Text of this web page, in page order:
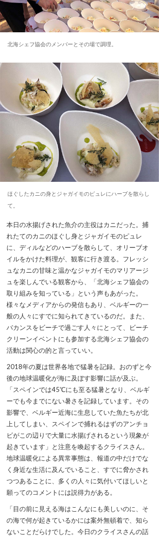
北海シェフ協会のメンバーとその場で調理。
ほぐしたカニの身とジャガイモのピュレにハーブを散らし
て。
本日の水揚げされた魚介の主役はカニだった。捕
れたてのカニのほぐし身とジャガイモのピュレ
に、ディルなどのハーブを散らして、オリーブオ
イルをかけた料理が、観客に行き渡る。フレッシ
ュなカニの甘味と温かなジャガイモのマリアージ
ュを楽しんでいる観客から、「北海シェフ協会の
取り組みを知っている」という声もあがった。
様々なメディアからの発信もあり、ベルギーの一
般の人々にすでに知られてきているのだ。また、
バカンスをビーチで過ごす人々にとって、ビーチ
クリーンイベントにも参加する北海シェフ協会の
活動は関心の的と言っていい。
2018年の夏は世界各地で猛暑を記録。おのずと今
後の地球温暖化が海に及ぼす影響に話が及ぶ。
「スペインでは45℃にも至る猛暑となり、ベルギ
ーでも今までにない暑さを記録しています。その
影響で、ベルギー近海に生息していた魚たちが北
上してしまい、スペインで捕れるはずのアンチョ
ビがこの辺りで大量に水揚げされるという現象が
起きています」と注意を喚起するクライスさん。
地球温暖化による異常事態は、報道の中だけでな
く身近な生活に及んでいること、すでに脅かされ
つつあることに、多くの人々に気付いてほしいと
願ってのコメントには説得力がある。
「目の前に見える海はこんなにも美しいのに、そ
の海で何が起きているかには案外無頓着で、知ら
ないことだらけでした。今日のクライスさんの話